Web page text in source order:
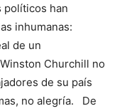
políticos han
inhumanas:
de un
Churchill no
de su país
no alegría. De